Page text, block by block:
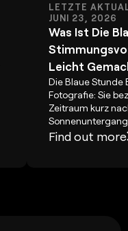
LETZTE
JUNI 23, 2026
Was Ist Die
Leicht
Die Blaue Stunde
Fotografie: Sie
Zeitraum kurz
Find out more